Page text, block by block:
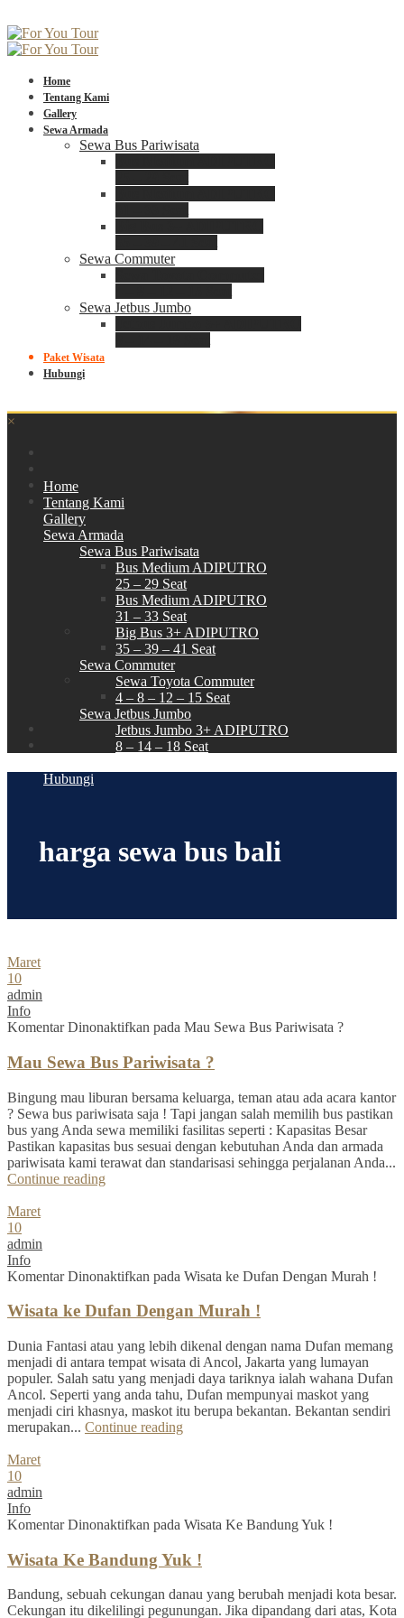
Home
Tentang Kami
Gallery
Sewa Armada
Sewa Bus Pariwisata
Sewa Commuter
Sewa Jetbus Jumbo
Paket Wisata
Hubungi
×
Home
Tentang Kami
Gallery
Sewa Armada
Sewa Bus Pariwisata
Bus Medium ADIPUTRO
25 – 29 Seat
Bus Medium ADIPUTRO
31 – 33 Seat
Big Bus 3+ ADIPUTRO
35 – 39 – 41 Seat
Sewa Commuter
Sewa Toyota Commuter
4 – 8 – 12 – 15 Seat
Sewa Jetbus Jumbo
Jetbus Jumbo 3+ ADIPUTRO
8 – 14 – 18 Seat
Hubungi
harga sewa bus bali
Maret
10
admin
Info
Komentar Dinonaktifkan pada Mau Sewa Bus Pariwisata ?
Mau Sewa Bus Pariwisata ?
Bingung mau liburan bersama keluarga, teman atau ada acara kantor
? Sewa bus pariwisata saja ! Tapi jangan salah memilih bus pastikan
bus yang Anda sewa memiliki fasilitas seperti : Kapasitas Besar
Pastikan kapasitas bus sesuai dengan kebutuhan Anda dan armada
pariwisata kami terawat dan standarisasi sehingga perjalanan Anda...
Continue reading
Maret
10
admin
Info
Komentar Dinonaktifkan pada Wisata ke Dufan Dengan Murah !
Wisata ke Dufan Dengan Murah !
Dunia Fantasi atau yang lebih dikenal dengan nama Dufan memang
menjadi di antara tempat wisata di Ancol, Jakarta yang lumayan
populer. Salah satu yang menjadi daya tariknya ialah wahana Dufan
Ancol. Seperti yang anda tahu, Dufan mempunyai maskot yang
menjadi ciri khasnya, maskot itu berupa bekantan. Bekantan sendiri
merupakan... Continue reading
Maret
10
admin
Info
Komentar Dinonaktifkan pada Wisata Ke Bandung Yuk !
Wisata Ke Bandung Yuk !
Bandung, sebuah cekungan danau yang berubah menjadi kota besar.
Cekungan itu dikelilingi pegunungan. Jika dipandang dari atas, Kota